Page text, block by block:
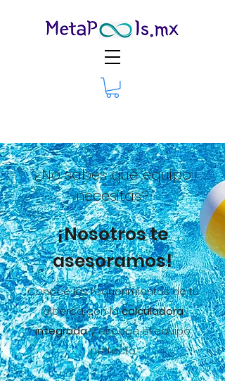
¿No sabes qué equipo
necesitas?
¡Nosotros te
asesoramos!
Conoce los requerimientos de tu
alberca con lacalculadora
integraday escoge el equipo
perfecto.